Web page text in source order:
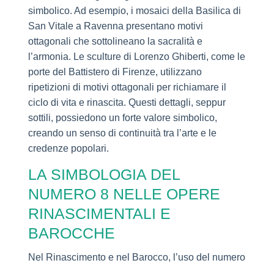
simbolico. Ad esempio, i mosaici della Basilica di
San Vitale a Ravenna presentano motivi
ottagonali che sottolineano la sacralità e
l’armonia. Le sculture di Lorenzo Ghiberti, come le
porte del Battistero di Firenze, utilizzano
ripetizioni di motivi ottagonali per richiamare il
ciclo di vita e rinascita. Questi dettagli, seppur
sottili, possiedono un forte valore simbolico,
creando un senso di continuità tra l’arte e le
credenze popolari.
LA SIMBOLOGIA DEL
NUMERO 8 NELLE OPERE
RINASCIMENTALI E
BAROCCHE
Nel Rinascimento e nel Barocco, l’uso del numero